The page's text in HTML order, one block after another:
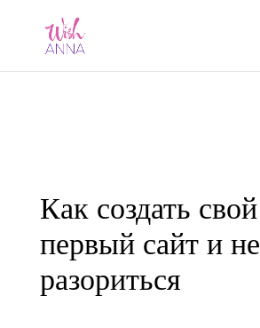
Как создать свой
первый сайт и не
разориться